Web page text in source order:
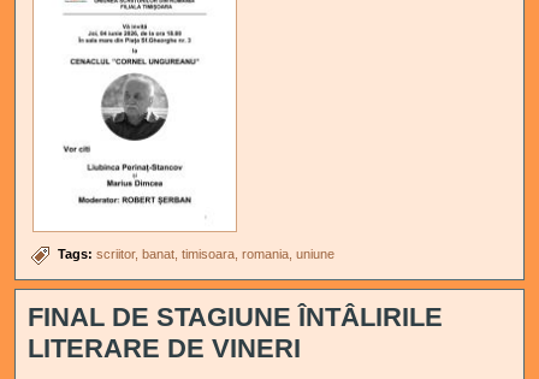
Tags:scriitor banat timisoara romania uniune
FINAL DE STAGIUNE ÎNTÂLIRILE
LITERARE DE VINERI